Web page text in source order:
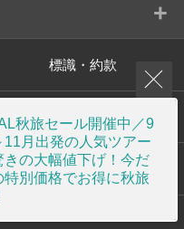
+
標識・約款
プライバシーポリシー
画面共有サポート
All rights reserved.
秋旅セール開催中／9
11月出発の人気ツアー
きの大幅値下げ！今だ
特別価格でお得に秋旅